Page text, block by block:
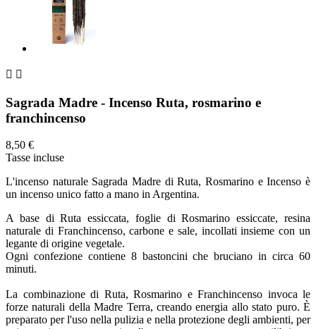
 
Sagrada Madre - Incenso Ruta, rosmarino e
franchincenso
8,50 €
Tasse incluse
L'incenso naturale Sagrada Madre di Ruta, Rosmarino e Incenso è
un incenso unico fatto a mano in Argentina.
A base di Ruta essiccata, foglie di Rosmarino essiccate, resina
naturale di Franchincenso, carbone e sale, incollati insieme con un
legante di origine vegetale.
Ogni confezione contiene 8 bastoncini che bruciano in circa 60
minuti.
La combinazione di Ruta, Rosmarino e Franchincenso invoca le
forze naturali della Madre Terra, creando energia allo stato puro. È
preparato per l'uso nella pulizia e nella protezione degli ambienti, per